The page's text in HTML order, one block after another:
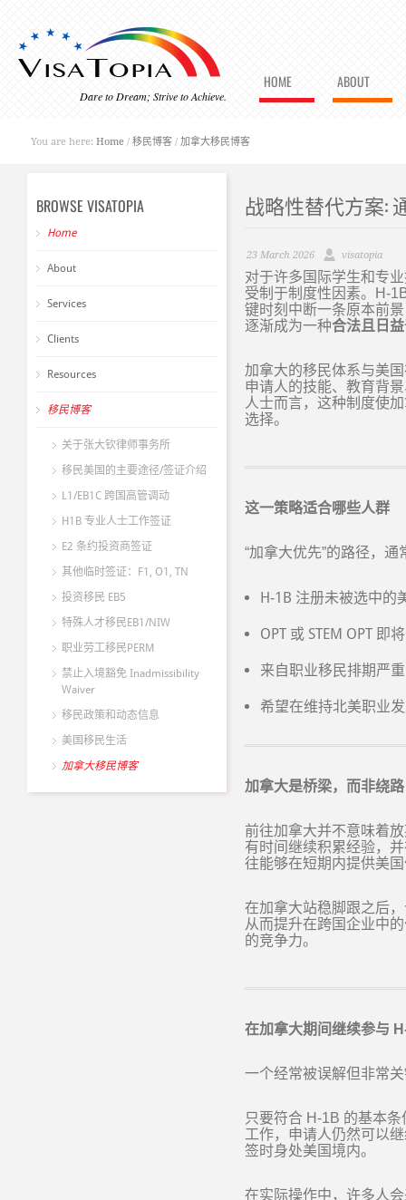
Dare to Dream; Strive to Achieve.
HOME ABOUT
You are here: Home / 移民博客 / 加拿大移民博客
战略性替代方案:
23 March 2026 visatopia
对于许多国际学生和专
受制于制度性因素。
H-
键时刻中断一条原本前
逐渐成为一种合法且日
加拿大的移民体系与美
申请人的技能、教育背
人士而言，这种制度使
选择。
这一策略适合哪些人群
“加拿大优先”的路径，通
H-1B 注册未被选中的
OPT 或 STEM OPT 即
来自职业移民排期严
希望在维持北美职业
加拿大是桥梁，而非绕路
前往加拿大并不意味着
有时间继续积累经验，
往能够在短期内提供美
在加拿大站稳脚跟之后
从而提升在跨国企业中
的竞争力。
在加拿大期间继续参与
一个经常被误解但非常
只要符合 H-1B 的基本条
工作，申请人仍然可以
签时身处美国境内。
在实际操作中，许多人
BROWSE VISATOPIA
Home
About
Services
Clients
Resources
移民博客
关于张大钦律师事务所
移民美国的主要途径/签证介绍
L1/EB1C 跨国高管调动
H1B 专业人士工作签证
E2 条约投资商签证
其他临时签证：F1, O1, TN
投资移民 EB5
特殊人才移民EB1/NIW
职业劳工移民PERM
禁止入境豁免 Inadmissibility
Waiver
移民政策和动态信息
美国移民生活
加拿大移民博客